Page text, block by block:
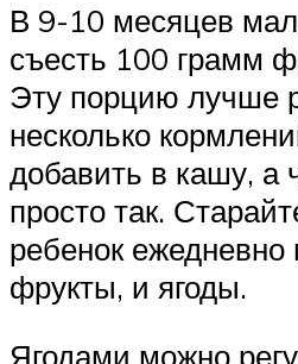
В 9-10 месяцев
съесть 100 грамм
Эту порцию лучше
несколько
добавить в кашу, а
просто так.
ребенок ежедневно
фрукты, и ягоды.
Ягодами можно